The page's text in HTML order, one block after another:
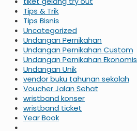
Tips & Trik
Tips Bisnis
Uncategorized
Undangan Pernikahan
Undangan Pernikahan Custom
Undangan Pernikahan Ekonomis
Undangan Unik
vendor buku tahunan sekolah
Voucher Jalan Sehat
wristband konser
wristband ticket
Year Book